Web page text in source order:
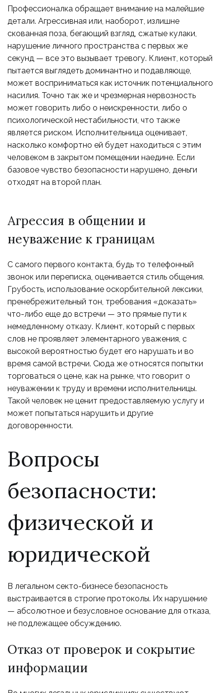
Профессионалка обращает внимание на малейшие
детали. Агрессивная или, наоборот, излишне
скованная поза, бегающий взгляд, сжатые кулаки,
нарушение личного пространства с первых же
секунд — все это вызывает тревогу. Клиент, который
пытается выглядеть доминантно и подавляюще,
может восприниматься как источник потенциального
насилия. Точно так же и чрезмерная нервозность
может говорить либо о неискренности, либо о
психологической нестабильности, что также
является риском. Исполнительница оценивает,
насколько комфортно ей будет находиться с этим
человеком в закрытом помещении наедине. Если
базовое чувство безопасности нарушено, деньги
отходят на второй план.
Агрессия в общении и
неуважение к границам
С самого первого контакта, будь то телефонный
звонок или переписка, оценивается стиль общения.
Грубость, использование оскорбительной лексики,
пренебрежительный тон, требования «доказать»
что-либо еще до встречи — это прямые пути к
немедленному отказу. Клиент, который с первых
слов не проявляет элементарного уважения, с
высокой вероятностью будет его нарушать и во
время самой встречи. Сюда же относятся попытки
торговаться о цене, как на рынке, что говорит о
неуважении к труду и времени исполнительницы.
Такой человек не ценит предоставляемую услугу и
может попытаться нарушить и другие
договоренности.
Вопросы
безопасности:
физической и
юридической
В легальном секто-бизнесе безопасность
выстраивается в строгие протоколы. Их нарушение
— абсолютное и безусловное основание для отказа,
не подлежащее обсуждению.
Отказ от проверок и сокрытие
информации